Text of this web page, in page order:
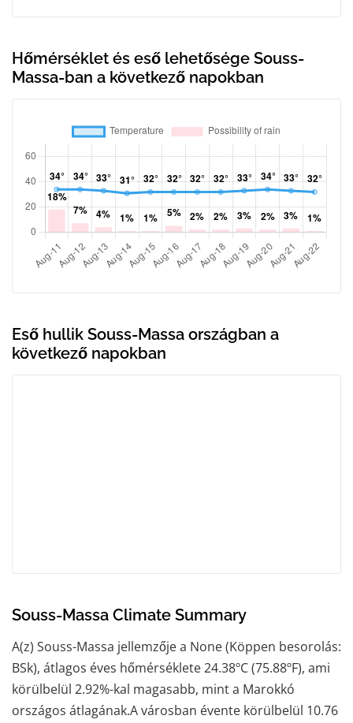
Hőmérséklet és eső lehetősége Souss-
Massa-ban a következő napokban
Eső hullik Souss-Massa országban a
következő napokban
Souss-Massa Climate Summary
A(z) Souss-Massa jellemzője a None (Köppen besorolás:
BSk), átlagos éves hőmérséklete 24.38ºC (75.88ºF), ami
körülbelül 2.92%-kal magasabb, mint a Marokkó
országos átlagának.A városban évente körülbelül 10.76